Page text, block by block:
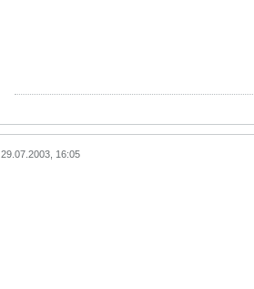
29.07.2003, 16:05